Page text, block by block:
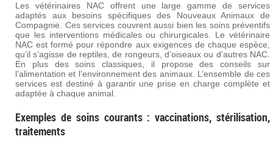
Les vétérinaires NAC offrent une large gamme de services
adaptés aux besoins spécifiques des Nouveaux Animaux de
Compagnie. Ces services couvrent aussi bien les soins préventifs
que les interventions médicales ou chirurgicales. Le vétérinaire
NAC est formé pour répondre aux exigences de chaque espèce,
qu’il s’agisse de reptiles, de rongeurs, d’oiseaux ou d’autres NAC.
En plus des soins classiques, il propose des conseils sur
l’alimentation et l’environnement des animaux. L’ensemble de ces
services est destiné à garantir une prise en charge complète et
adaptée à chaque animal.
Exemples de soins courants : vaccinations, stérilisation,
traitements